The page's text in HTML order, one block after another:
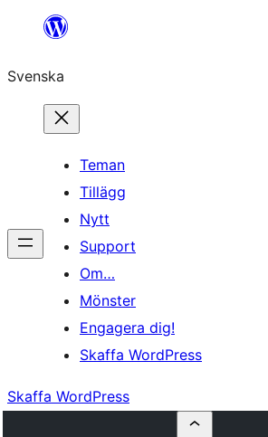
Hoppa
innehåll
Svenska
Teman
Tillägg
Nytt
Support
Om…
Mönster
Engagera dig!
Skaffa WordPress
Skaffa WordPress